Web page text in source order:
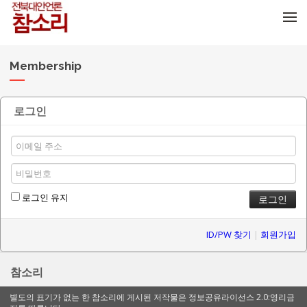
Membership
로그인
로그인 유지
ID/PW 찾기 | 회원가입
참소리
별도의 표기가 없는 한 참소리에 게시된 저작물은 정보공유라이선스 2.0:영리금